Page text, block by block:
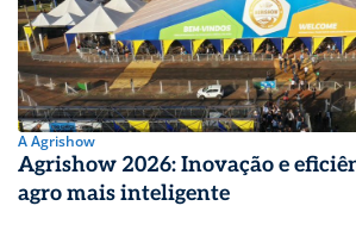
A Agrishow
Agrishow 2026: Inovação e
agro mais inteligente